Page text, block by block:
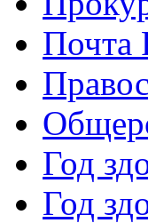
Почта
Год
Год